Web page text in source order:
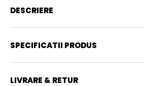
DESCRIERE
SPECIFICATII PRODUS
LIVRARE & RETUR